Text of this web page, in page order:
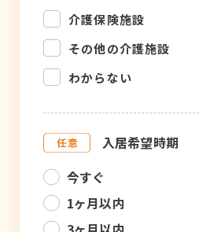
介護保険施設
その他の介護施設
わからない
入居希望時期
今すぐ
1ヶ月以内